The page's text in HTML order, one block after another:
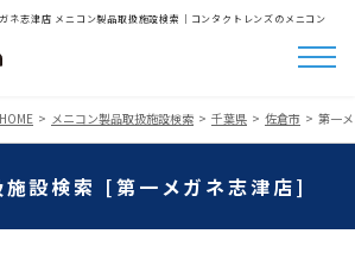
ネ志津店 メニコン製品取扱施設検索│コンタクトレンズのメニコン
メニコン製品取扱施設検索 千葉県 佐倉市 第一
施設検索 [第一メガネ志津店]